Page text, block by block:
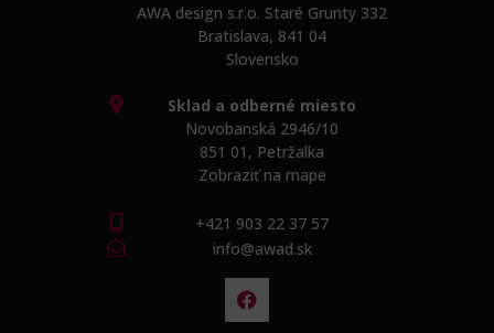
AWA design s.r.o. Staré Grunty 332
Bratislava, 841 04
Slovensko
Sklad a odberné miesto
Novobanská 2946/10
851 01, Petržalka
Zobraziť na mape
+421 903 22 37 57
info@awad.sk